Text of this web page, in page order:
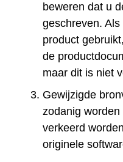
beweren dat u
geschreven.
product
de
maar dit is niet
Gewijzigde
zodanig
verkeerd
originele